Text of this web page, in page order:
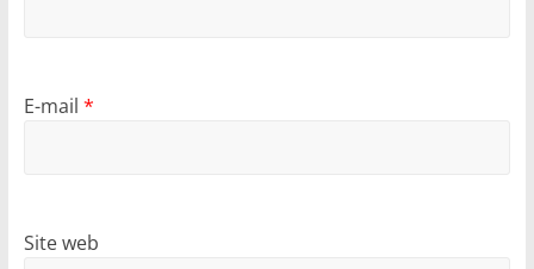
E-mail *
Site web